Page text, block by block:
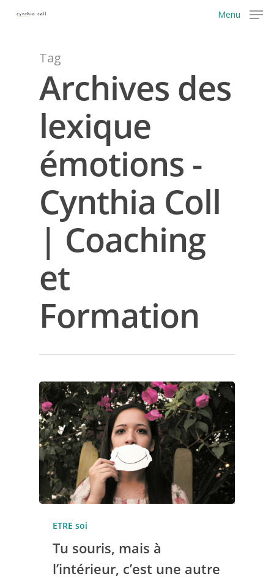
Menu
Tag
Archives des
lexique
émotions -
Cynthia Coll
| Coaching
et
Formation
ETRE soi
Tu souris, mais à
l’intérieur, c’est une autre